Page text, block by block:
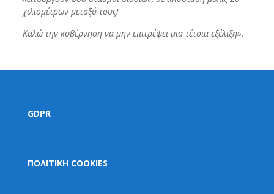
χιλιομέτρων μεταξύ τους!
Καλώ την κυβέρνηση να μην επιτρέψει μια τέτοια εξέλιξη».
GDPR
ΠΟΛΙΤΙΚΗ COOKIES